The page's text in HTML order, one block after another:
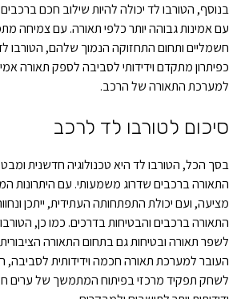
בנוסף, הטורבו לד יכולה להיות שילוב חכם
עם אמינות גבוהה יותר כלפי תאורה. עם צמיחה
חשמליים ותחום התחזוקה הנמוך שלהם, הטורבו
כפיתרון מתקדם וידידותי לסביבה לספק תאורה
למערכת התאורה של הרכב.
סיכום לטורבו לד לרכב
בסך הכל, הטורבו לד היא טכנולוגיה חדשנית
התאורה ברכבים שדרוג משמעותי. עם היתרונות
מציעה, ועם יכולת התפתחותה העתידית, ייתכן
התאורה ברכבים והבטיחות בדרכים. כמו כן,
לשפר תאורה ובטיחות גם בתחום התאורה הציבורית
העובר למערכת תאורה חכמה וידידותית לסביבה,
לשחק תפקיד מרכזי בפיתוח המתמשך של ערים